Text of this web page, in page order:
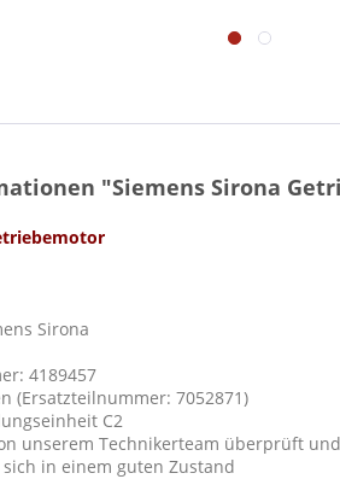
"Siemens Sirona
Sirona
4189457
(Ersatzteilnummer: 7052871)
C2
unserem Technikerteam überprüft
in einem guten Zustand